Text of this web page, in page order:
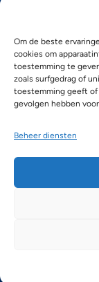
Om de beste
cookies om
toestemming te
zoals surfgedrag of
toestemming geeft
gevolgen hebben
Beheer diensten
BE
Sitemap
Over ons